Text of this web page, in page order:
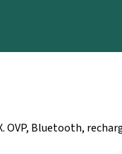
OVP, Bluetooth,